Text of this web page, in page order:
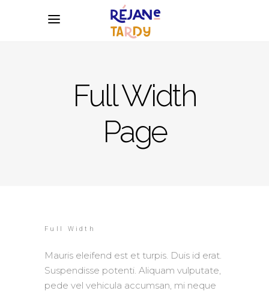
Full Width
Page
Full Width
Mauris eleifend est et turpis. Duis id erat.
Suspendisse potenti. Aliquam vulputate,
pede vel vehicula accumsan, mi neque